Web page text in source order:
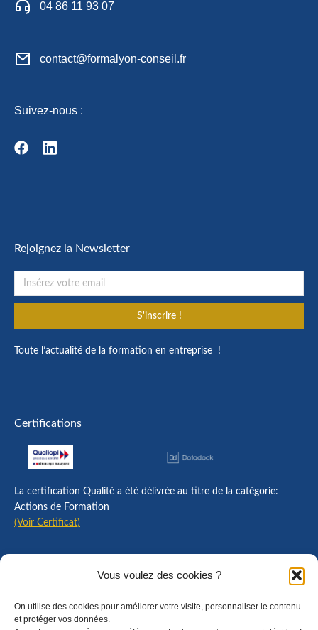
Vous voulez des cookies ?
On utilise des cookies pour améliorer votre visite, personnaliser le contenu
et protéger vos données.
04 86 11 93 07
contact@formalyon-conseil.fr
Suivez-nous :
Rejoignez la Newsletter
S'inscrire !
Toute l’actualité de la formation en entreprise !
Certifications
La certification Qualité a été délivrée au titre de la catégorie:
Actions de Formation
(Voir Certificat)
Règlement intérieur